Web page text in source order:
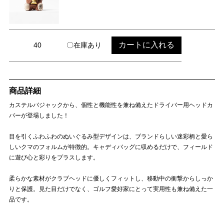
40 〇在庫あり カートに入れる
商品詳細
カステルバジャックから、個性と機能性を兼ね備えたドライバー用ヘッドカ
バーが登場しました！
目を引くふわふわのぬいぐるみ型デザインは、ブランドらしい迷彩柄と愛ら
しいクマのフォルムが特徴的。キャディバッグに収めるだけで、フィールド
に遊び心と彩りをプラスします。
柔らかな素材がクラブヘッドに優しくフィットし、移動中の衝撃からしっか
りと保護。見た目だけでなく、ゴルフ愛好家にとって実用性も兼ね備えた一
品です。